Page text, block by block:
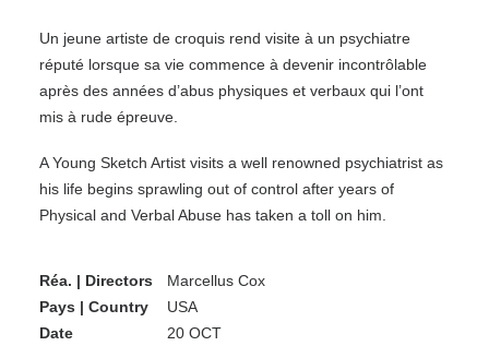
Un jeune artiste de croquis rend visite à un psychiatre
réputé lorsque sa vie commence à devenir incontrôlable
après des années d’abus physiques et verbaux qui l’ont
mis à rude épreuve.
A Young Sketch Artist visits a well renowned psychiatrist as
his life begins sprawling out of control after years of
Physical and Verbal Abuse has taken a toll on him.
Réa. | Directors
Marcellus Cox
Pays | Country
USA
Date
20 OCT